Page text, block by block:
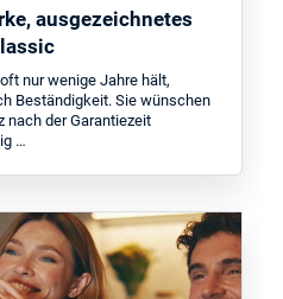
ausgezeichnetes
nur wenige Jahre hält,
Beständigkeit. Sie wünschen
nach der Garantiezeit
…